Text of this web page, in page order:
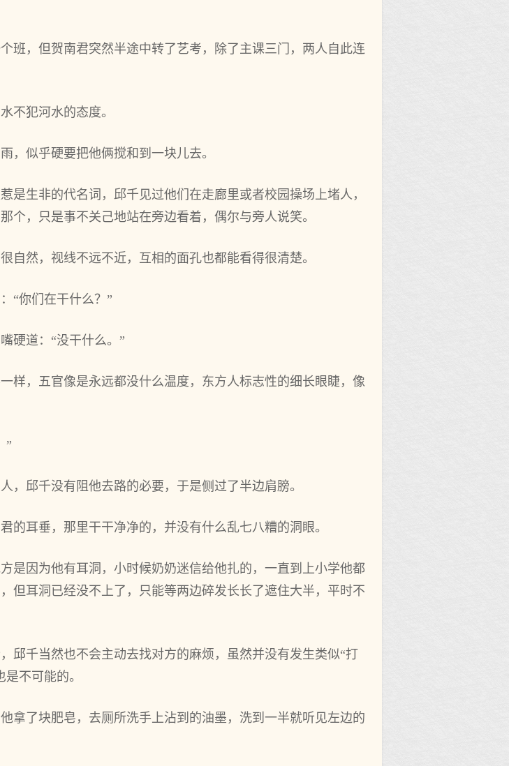
班，但贺南君突然半途中转了艺考，除了主课三门，两人自此连
不犯河水的态度。
，似乎硬要把他俩搅和到一块儿去。
是生非的代名词，邱千见过他们在走廊里或者校园操场上堵人，
个，只是事不关己地站在旁边看着，偶尔与旁人说笑。
自然，视线不远不近，互相的面孔也都能看得很清楚。
“你们在干什么？”
硬道：“没干什么。”
样，五官像是永远都没什么温度，东方人标志性的细长眼睫，像
”
，邱千没有阻他去路的必要，于是侧过了半边肩膀。
的耳垂，那里干干净净的，并没有什么乱七八糟的洞眼。
是因为他有耳洞，小时候奶奶迷信给他扎的，一直到上小学他都
但耳洞已经没不上了，只能等两边碎发长长了遮住大半，平时不
邱千当然也不会主动去找对方的麻烦，虽然并没有发生类似“打
不可能的。
拿了块肥皂，去厕所洗手上沾到的油墨，洗到一半就听见左边的